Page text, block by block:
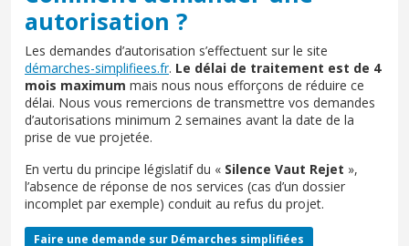
autorisation ?
Les demandes d’autorisation s’effectuent sur le site
démarches-simplifiees.fr. Le délai de traitement est de 4
mois maximum mais nous nous efforçons de réduire ce
délai. Nous vous remercions de transmettre vos demandes
d’autorisations minimum 2 semaines avant la date de la
prise de vue projetée.
En vertu du principe législatif du « Silence Vaut Rejet »,
l’absence de réponse de nos services (cas d’un dossier
incomplet par exemple) conduit au refus du projet.
Faire une demande sur Démarches simplifiées